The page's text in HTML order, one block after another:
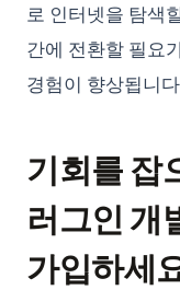
로 인터넷을 탐색
간에 전환할 필요
경험이 향상됩니
기회를 잡
러그인 개
가입하세